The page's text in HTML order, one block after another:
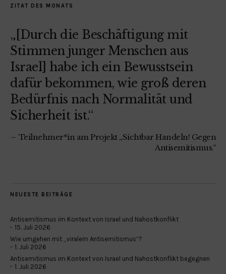
ZITAT DES MONATS
„[Durch die Beschäftigung mit
Stimmen junger Menschen aus
Israel] habe ich ein Bewusstsein
dafür bekommen, wie groß deren
Bedürfnis nach Normalität und
Sicherheit ist.“
Teilnehmer*in am Projekt „Sichtbar Handeln! Gegen
Antisemitismus.“
NEUESTE BEITRÄGE
Antisemitismus im Kontext von Israel und Nahostkonflikt
15. Juli 2026
Wie umgehen mit „viralem Antisemitismus“?
1. Juli 2026
Antisemitismus im Kontext von Israel und Nahostkonflikt begegnen
1. Juli 2026